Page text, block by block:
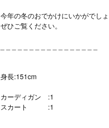
今年の冬のおでかけにいかがでし
ぜひご覧ください。
身長:151cm
カーディガン :1
スカート :1